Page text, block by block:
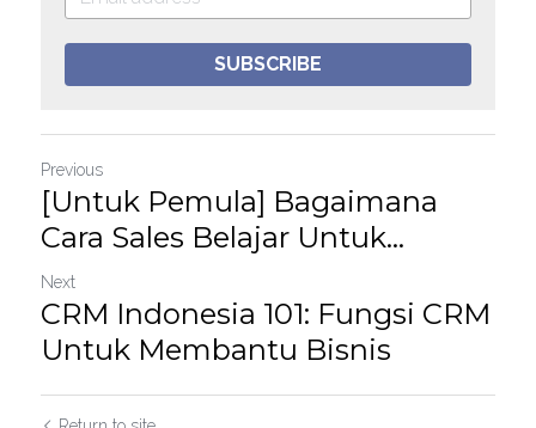
SUBSCRIBE
Previous
[Untuk Pemula] Bagaimana
Cara Sales Belajar Untuk...
Next
CRM Indonesia 101: Fungsi CRM
Untuk Membantu Bisnis